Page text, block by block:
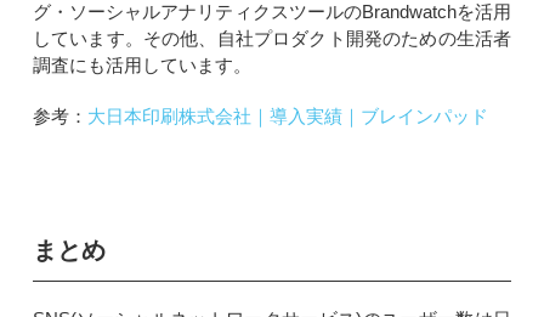
グ・ソーシャルアナリティクスツールのBrandwatchを活用
しています。その他、自社プロダクト開発のための生活者
調査にも活用しています。
参考： 大日本印刷株式会社｜導入実績｜ブレインパッド
まとめ